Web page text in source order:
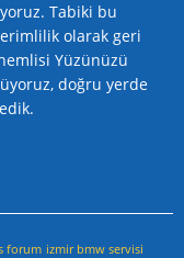
Tabiki bu
olarak geri
Yüzünüzü
doğru yerde
forum izmir bmw servisi